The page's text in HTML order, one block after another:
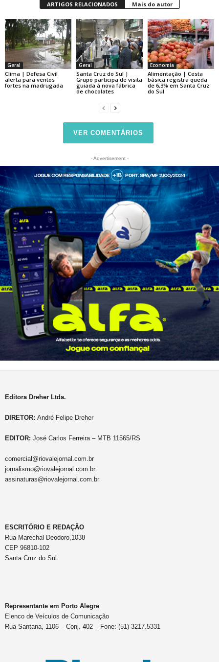
ARTIGOS RELACIONADOS Mais do autor
Geral
Clima | Defesa Civil
alerta para ventos
fortes na madrugada
Geral
Santa Cruz do Sul |
Grupo participa de visita
guiada à nova fábrica
de chocolates
Economia
Alimentação | Cesta
básica registra queda
de 6,3% em Santa Cruz
do Sul
VER COMENTÁRIOS
- Advertisement -
Editora Dreher Ltda.
DIRETOR: André Felipe Dreher
EDITOR: José Carlos Ferreira – MTB 11565/RS
comercial@riovalejornal.com.br
jornalismo@riovalejornal.com.br
assinaturas@riovalejornal.com.br
ESCRITÓRIO E REDAÇÃO
Rua Marechal Deodoro,1038
CEP 96810-102
Santa Cruz do Sul.
Representante em Porto Alegre
Elenco de Veículos de Comunicação
Rua Santana, 1106 – Conj. 402 – Fone: (51) 3217.5331